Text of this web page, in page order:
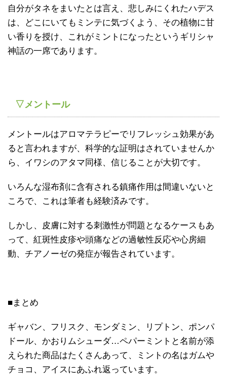
自分がタネをまいたとは言え、悲しみにくれたハデス
は、どこにいてもミンテに気づくよう、その植物に甘
い香りを授け、これがミントになったというギリシャ
神話の一席であります。
▽メントール
メントールはアロマテラピーでリフレッシュ効果があ
ると言われますが、科学的な証明はされていませんか
ら、イワシのアタマ同様、信じることが大切です。
いろんな湿布剤に含有される鎮痛作用は間違いないと
ころで、これは筆者も経験済みです。
しかし、皮膚に対する刺激性が問題となるケースもあ
って、紅斑性皮疹や頭痛などの過敏性反応や心房細
動、チアノーゼの発症が報告されています。
■まとめ
ギャバン、フリスク、モンダミン、リプトン、ポンパ
ドール、かおりムシューダ…ペパーミントと名前が添
えられた商品はたくさんあって、ミントの名はガムや
チョコ、アイスにあふれ返っています。